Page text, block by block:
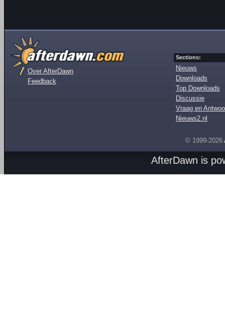
Over AfterDawn
Feedback
Sections:
Nieuws
Downloads
Top Downloads
Discussie
Vraag en
Nieuws2.nl
© 1999-2026
AfterDawn is